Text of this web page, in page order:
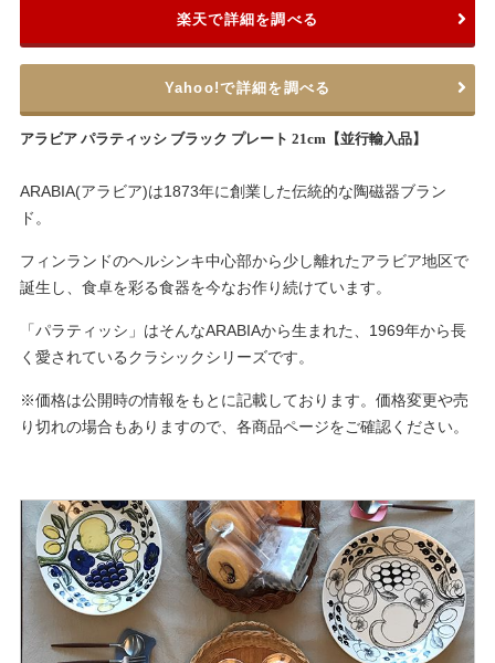
アラビア パラティッシ ブラック プレート 21cm【並行輸入品】
楽天で詳細を調べる
Yahoo!で詳細を調べる
ARABIA(アラビア)は1873年に創業した伝統的な陶磁器ブラン
ド。
フィンランドのヘルシンキ中心部から少し離れたアラビア地区で
誕生し、食卓を彩る食器を今なお作り続けています。
「パラティッシ」はそんなARABIAから生まれた、1969年から長
く愛されているクラシックシリーズです。
※価格は公開時の情報をもとに記載しております。価格変更や売
り切れの場合もありますので、各商品ページをご確認ください。